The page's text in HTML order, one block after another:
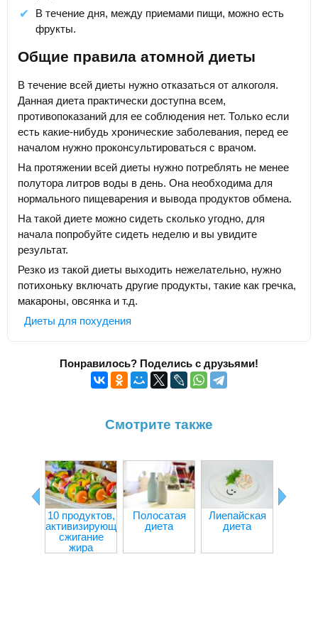
В течение дня, между приемами пищи, можно есть
фрукты.
Общие правила атомной диеты
В течение всей диеты нужно отказаться от алкоголя.
Данная диета практически доступна всем,
противопоказаний для ее соблюдения нет. Только если
есть какие-нибудь хронические заболевания, перед ее
началом нужно проконсультироваться с врачом.
На протяжении всей диеты нужно потреблять не менее
полутора литров воды в день. Она необходима для
нормального пищеварения и вывода продуктов обмена.
На такой диете можно сидеть сколько угодно, для
начала попробуйте сидеть неделю и вы увидите
результат.
Резко из такой диеты выходить нежелательно, нужно
потихоньку включать другие продукты, такие как гречка,
макароны, овсянка и т.д.
Диеты для похудения
Понравилось? Поделись с друзьями!
Смотрите также
10 продуктов,
активизирующих
сжигание
жира
Полосатая
диета
Лиепайская
диета